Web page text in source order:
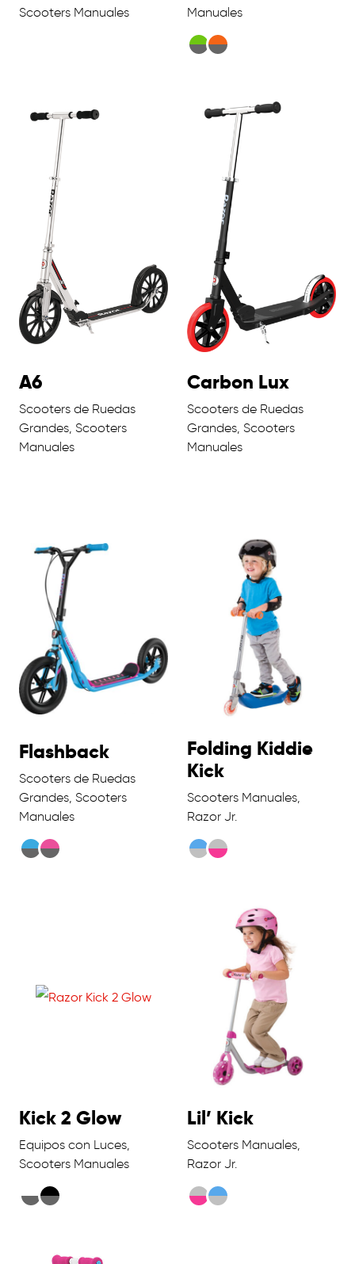
Scooters Manuales
Manuales
A6
Scooters de Ruedas
Grandes, Scooters
Manuales
Carbon Lux
Scooters de Ruedas
Grandes, Scooters
Manuales
Flashback
Scooters de Ruedas
Grandes, Scooters
Manuales
Folding Kiddie
Kick
Scooters Manuales,
Razor Jr.
Kick 2 Glow
Equipos con Luces,
Scooters Manuales
Lil’ Kick
Scooters Manuales,
Razor Jr.